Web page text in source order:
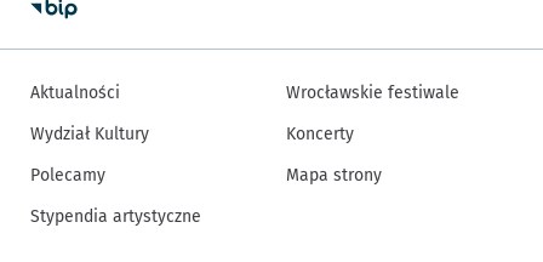
Aktualności
Wydział Kultury
Polecamy
Stypendia artystyczne
Wrocławskie festiwale
Koncerty
Mapa strony